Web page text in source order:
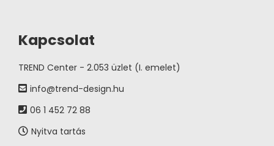
Kapcsolat
TREND Center - 2.053 üzlet (I. emelet)
info@trend-design.hu
06 1 452 72 88
Nyitva tartás